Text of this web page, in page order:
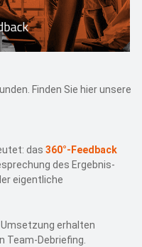
Finden Sie hier unsere
das 360°-Feedback
des Ergebnis-
eigentliche
erhalten
Team-Debriefing.